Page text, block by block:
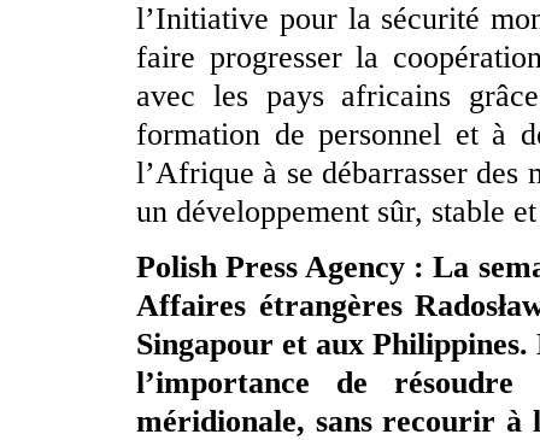
l’Initiative pour la sécurité
faire progresser la
avec les pays africains
formation de personnel et à
l’Afrique à se débarrasser des
un développement sûr, stable
Polish Press Agency : La
Affaires étrangères
Singapour et aux Philippines.
l’importance de
méridionale, sans recourir à